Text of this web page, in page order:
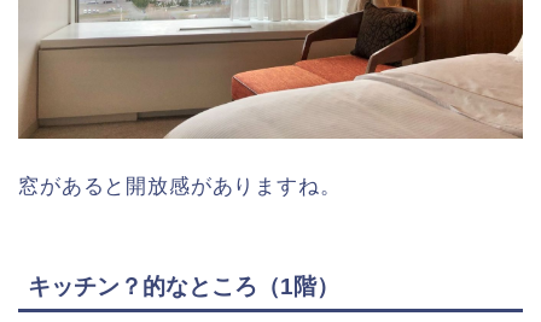
窓があると開放感がありますね。
キッチン？的なところ（1階）